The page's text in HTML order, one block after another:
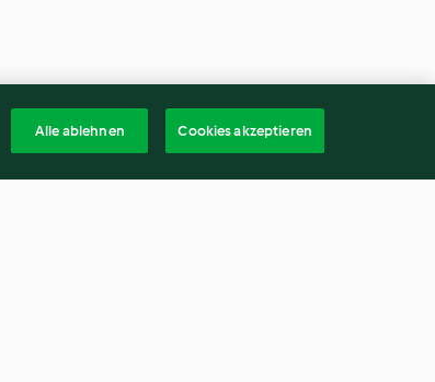
Alle ablehnen Cookies akzeptieren